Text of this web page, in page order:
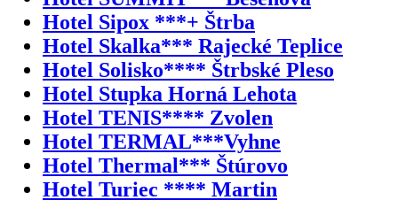
Hotel Sipox ***+ Štrba
Hotel Skalka*** Rajecké Teplice
Hotel Solisko**** Štrbské Pleso
Hotel Stupka Horná Lehota
Hotel TENIS**** Zvolen
Hotel TERMAL***Vyhne
Hotel Thermal*** Štúrovo
Hotel Turiec **** Martin